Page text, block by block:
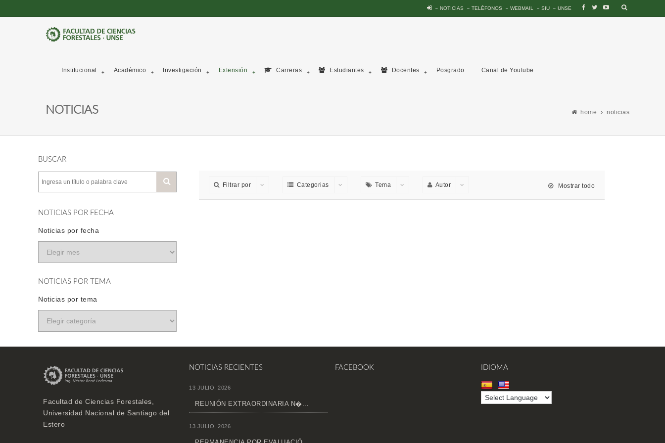
NOTICIAS TELÉFONOS WEBMAIL SIU UNSE
Institucional Académico Investigación Extensión Carreras Estudiantes Docentes Posgrado Canal de Youtube
NOTICIAS home noticias
BUSCAR
NOTICIAS POR FECHA
Noticias por fecha
NOTICIAS POR TEMA
Noticias por tema
Filtrar por Categorias Tema Autor Mostrar todo
Facultad de Ciencias Forestales,
Universidad Nacional de Santiago del
Estero
NOTICIAS RECIENTES
13 JULIO, 2026
REUNIÓN EXTRAORDINARIA N�...
13 JULIO, 2026
FACEBOOK IDIOMA